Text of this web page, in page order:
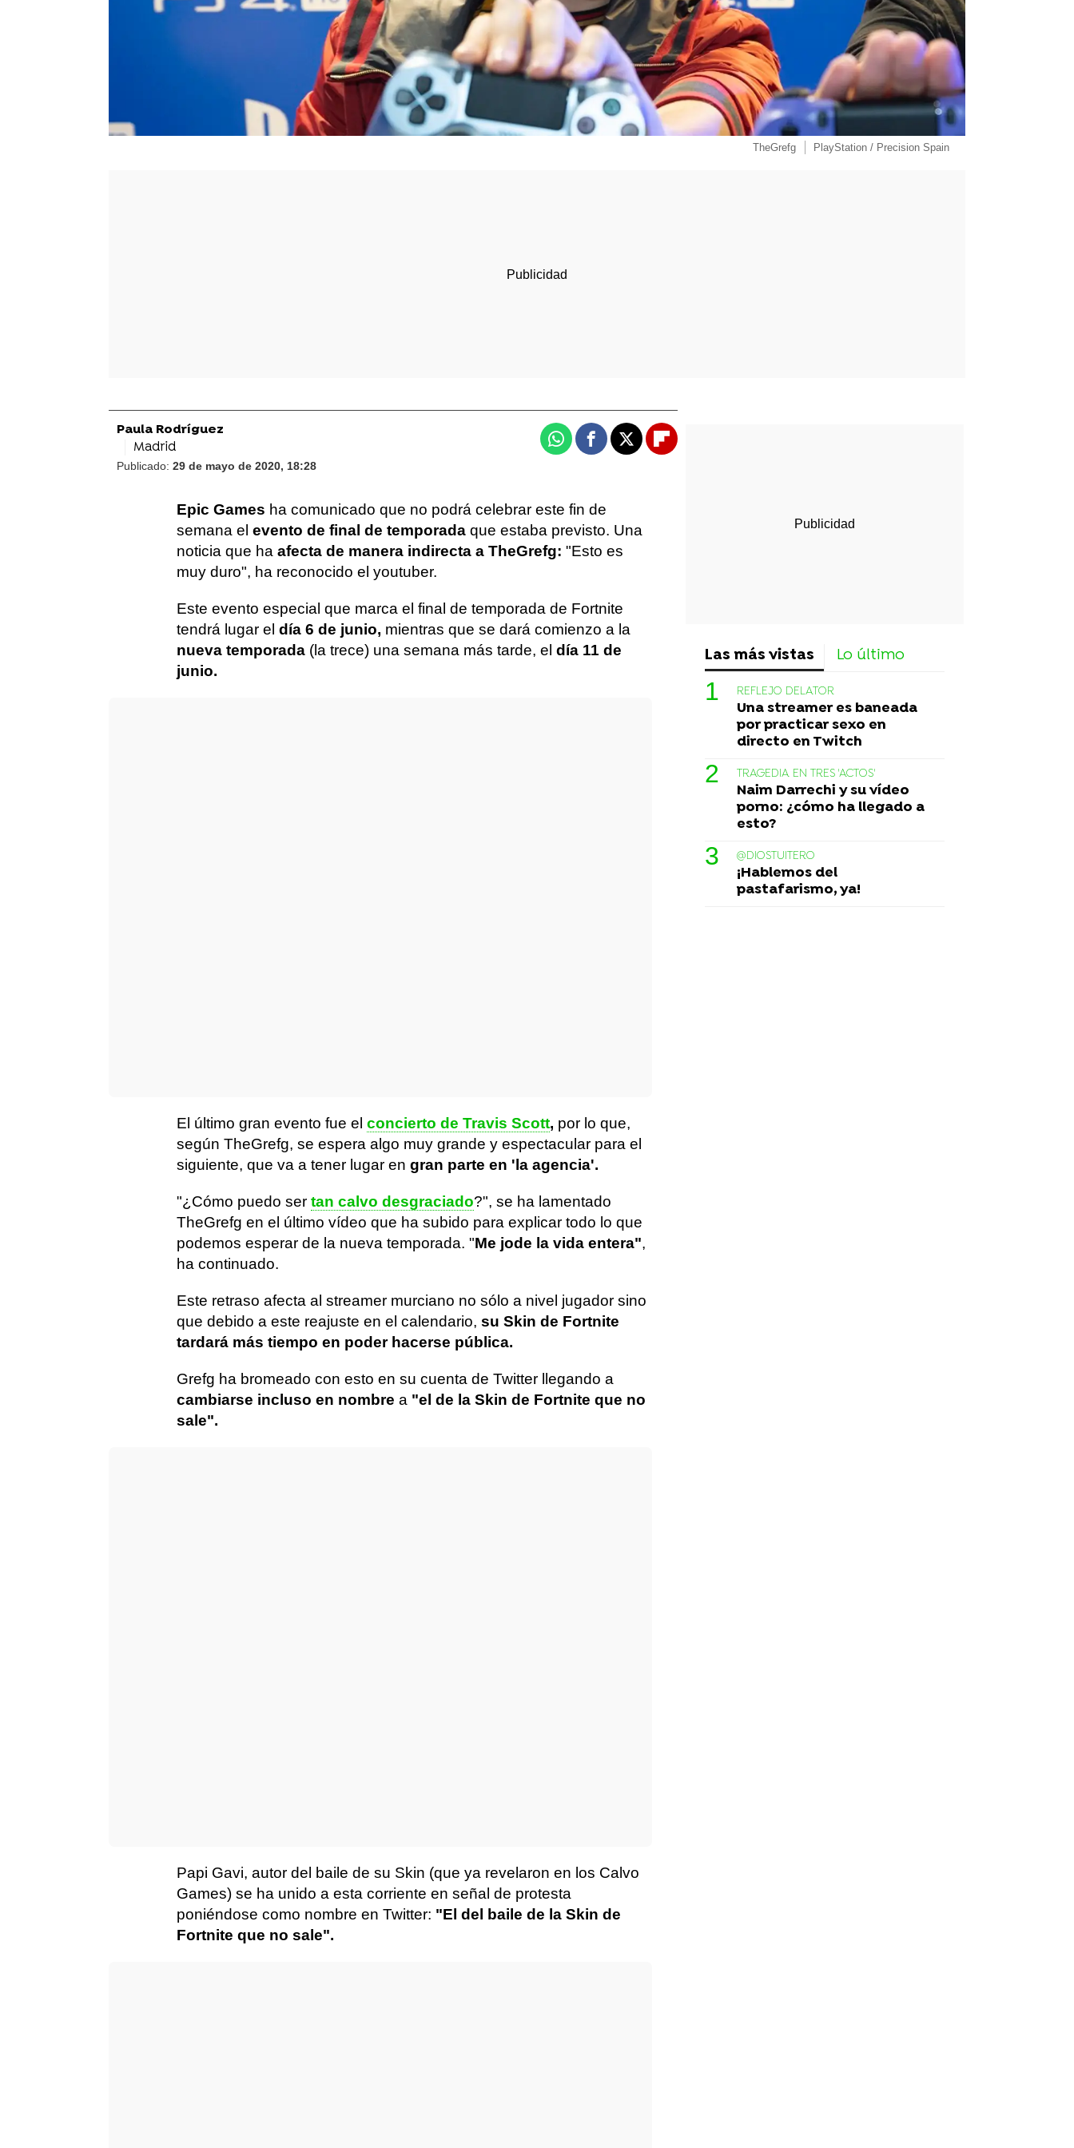
TheGrefg PlayStation / Precision Spain
Paula Rodríguez
Madrid
Publicado: 29 de mayo de 2020, 18:28
WhatsappFacebook
X Flipboard
Epic Games ha comunicado que no podrá celebrar este fin de
semana el evento de final de temporada que estaba previsto. Una
noticia que ha afecta de manera indirecta a TheGrefg: "Esto es
muy duro", ha reconocido el youtuber.
Este evento especial que marca el final de temporada de Fortnite
tendrá lugar el día 6 de junio, mientras que se dará comienzo a la
nueva temporada (la trece) una semana más tarde, el día 11 de
junio.
El último gran evento fue el concierto de Travis Scott, por lo que,
según TheGrefg, se espera algo muy grande y espectacular para el
siguiente, que va a tener lugar en gran parte en 'la agencia'.
"¿Cómo puedo ser tan calvo desgraciado?", se ha lamentado
TheGrefg en el último vídeo que ha subido para explicar todo lo que
podemos esperar de la nueva temporada. "Me jode la vida entera",
ha continuado.
Este retraso afecta al streamer murciano no sólo a nivel jugador sino
que debido a este reajuste en el calendario, su Skin de Fortnite
tardará más tiempo en poder hacerse pública.
Grefg ha bromeado con esto en su cuenta de Twitter llegando a
cambiarse incluso en nombre a "el de la Skin de Fortnite que no
sale".
Papi Gavi, autor del baile de su Skin (que ya revelaron en los Calvo
Games) se ha unido a esta corriente en señal de protesta
poniéndose como nombre en Twitter: "El del baile de la Skin de
Fortnite que no sale".
Las más vistas Lo último
REFLEJO DELATOR
Una streamer es baneada
por practicar sexo en
directo en Twitch
TRAGEDIA EN TRES 'ACTOS'
Naim Darrechi y su vídeo
porno: ¿cómo ha llegado a
esto?
@DIOSTUITERO
¡Hablemos del
pastafarismo, ya!